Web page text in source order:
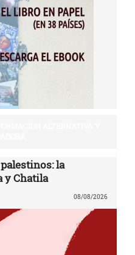
la
y Chatila
08/08/2026